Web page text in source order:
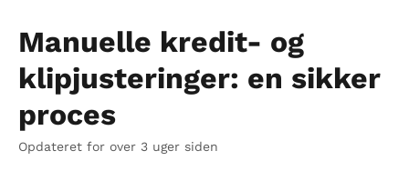
Manuelle kredit- og
klipjusteringer: en sikker
proces
Opdateret for over 3 uger siden